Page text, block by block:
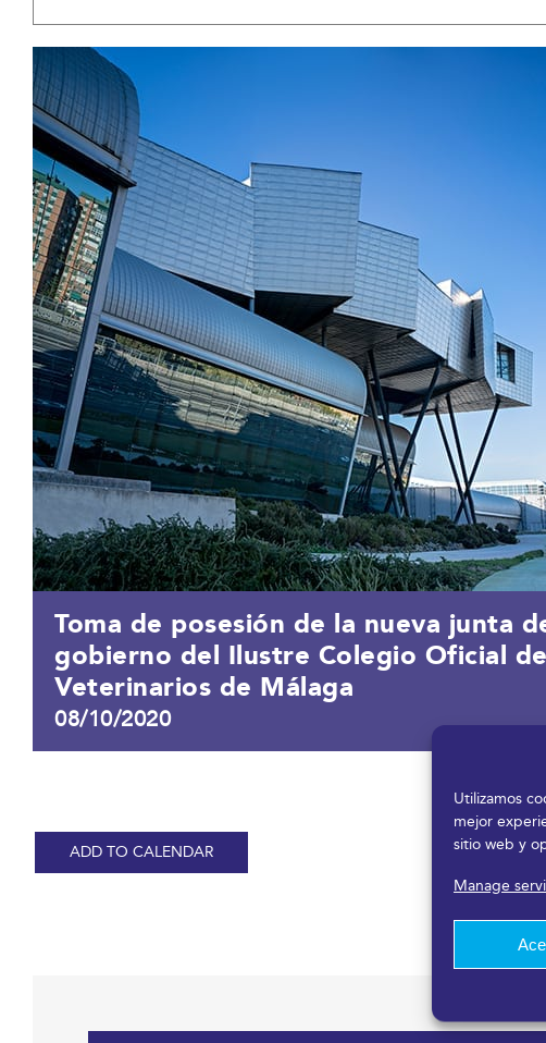
Utilizamos
mejor
sitio web y
Manage
Toma de posesión de la nueva junta
gobierno del Ilustre Colegio Oficial de
Veterinarios de Málaga
08/10/2020
ADD TO CALENDAR